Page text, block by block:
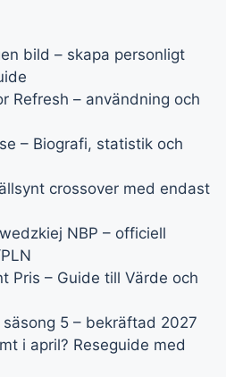
bild – skapa personligt
Refresh – användning och
– Biografi, statistik och
crossover med endast
NBP – officiell
Pris – Guide till Värde och
5 – bekräftad 2027
i april? Reseguide med